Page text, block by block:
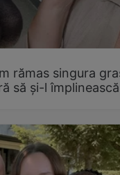
rămas singura
să și-l